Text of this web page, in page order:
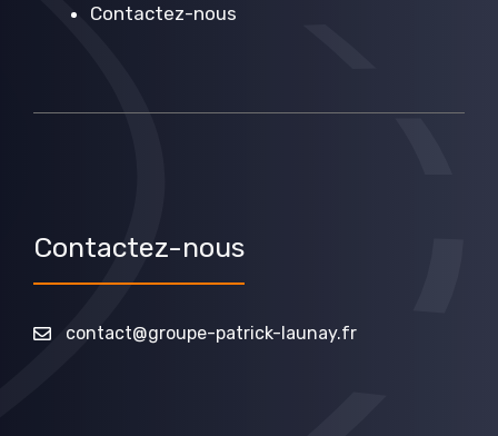
Contactez-nous
Contactez-nous
contact@groupe-patrick-launay.fr